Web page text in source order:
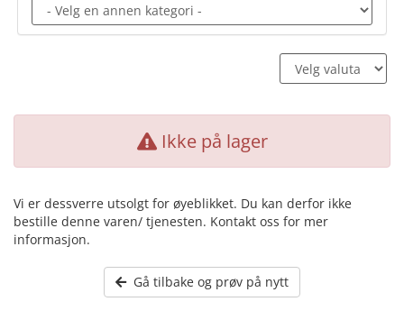
Ikke på lager
Vi er dessverre utsolgt for øyeblikket. Du kan derfor ikke
bestille denne varen/ tjenesten. Kontakt oss for mer
informasjon.
Gå tilbake og prøv på nytt